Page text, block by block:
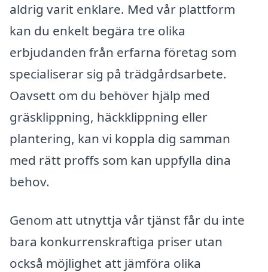
aldrig varit enklare. Med vår plattform
kan du enkelt begära tre olika
erbjudanden från erfarna företag som
specialiserar sig på trädgårdsarbete.
Oavsett om du behöver hjälp med
gräsklippning, häckklippning eller
plantering, kan vi koppla dig samman
med rätt proffs som kan uppfylla dina
behov.
Genom att utnyttja vår tjänst får du inte
bara konkurrenskraftiga priser utan
också möjlighet att jämföra olika